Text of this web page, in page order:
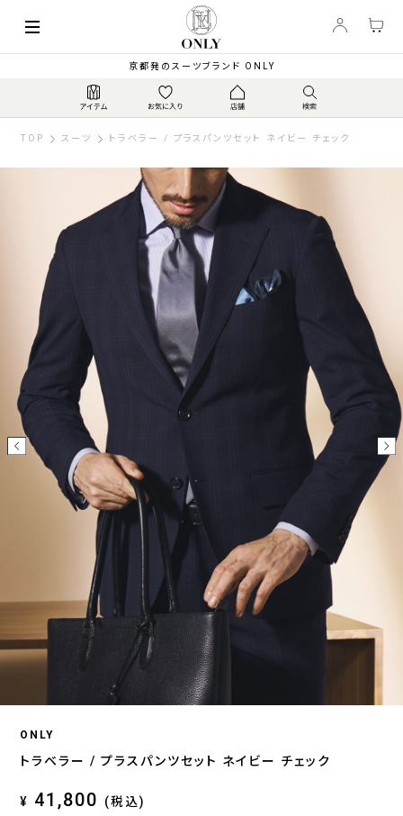
京都発のスーツブランド ONLY
TOP スーツ トラベラー / プラスパンツセット ネイビー チェック
ONLY
トラベラー / プラスパンツセット ネイビー チェック
¥ 41,800 (税込)